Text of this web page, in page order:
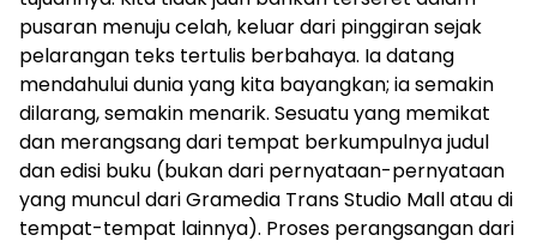
pusaran menuju celah, keluar dari pinggiran sejak
pelarangan teks tertulis berbahaya. Ia datang
mendahului dunia yang kita bayangkan; ia semakin
dilarang, semakin menarik. Sesuatu yang memikat
dan merangsang dari tempat berkumpulnya judul
dan edisi buku (bukan dari pernyataan-pernyataan
yang muncul dari Gramedia Trans Studio Mall atau di
tempat-tempat lainnya). Proses perangsangan dari